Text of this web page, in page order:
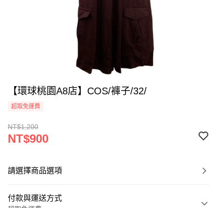
【環球桃園A8店】COS/褲子/32/
超取免運費
NT$1,200
NT$900
請選擇商品選項
付款與運送方式